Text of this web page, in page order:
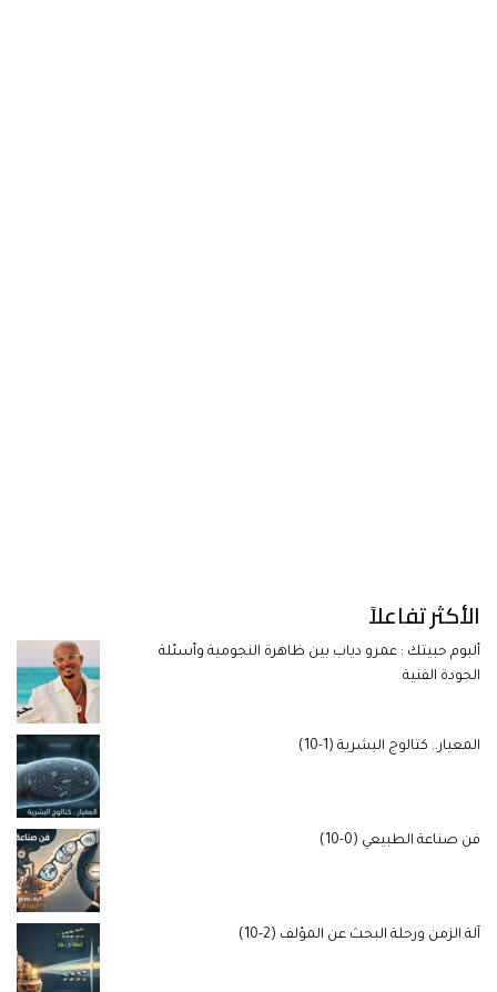
الأكثر تفاعلاً
ألبوم حبيتك : عمرو دياب بين ظاهرة النجومية وأسئلة
الجودة الفنية
المعيار.. كتالوج البشرية (1-10)
فن صناعة الطبيعي (0-10)
آلة الزمن ورحلة البحث عن المؤلف (2-10)